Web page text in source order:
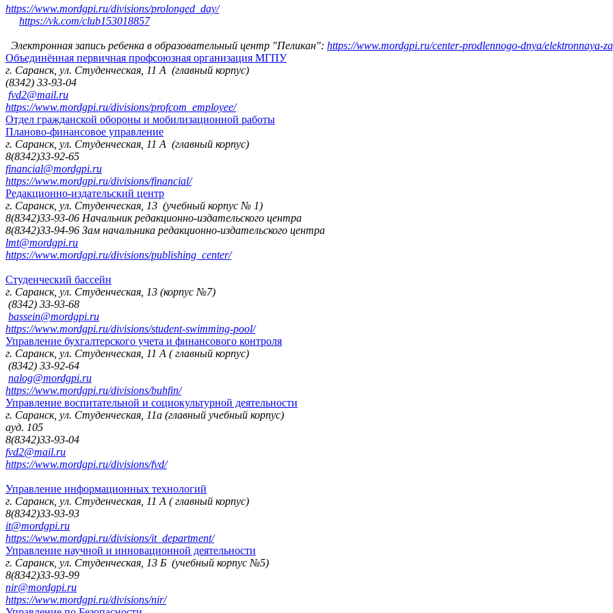
https://www.mordgpi.ru/divisions/prolonged_day/
https://vk.com/club153018857
Электронная запись ребенка в образовательный центр "Пеликан": https://www.mordgpi.ru/center-prodlennogo-dnya/elektronnaya-
Объединённая первичная профсоюзная организация МГПУ
г. Саранск, ул. Студенческая, 11 А (главный корпус)
(8342) 33-93-04
fvd2@mail.ru
https://www.mordgpi.ru/divisions/profcom_employee/
Отдел гражданской обороны и мобилизационной работы
Планово-финансовое управление
г. Саранск, ул. Студенческая, 11 А (главный корпус)
8(8342)33-92-65
financial@mordgpi.ru
https://www.mordgpi.ru/divisions/financial/
Редакционно-издательский центр
г. Саранск, ул. Студенческая, 13 (учебный корпус № 1)
8(8342)33-93-06 Начальник редакционно-издательского центра
8(8342)33-94-96 Зам начальника редакционно-издательского центра
lmt@mordgpi.ru
https://www.mordgpi.ru/divisions/publishing_center/
Студенческий бассейн
г. Саранск, ул. Студенческая, 13 (корпус №7)
(8342) 33-93-68
bassein@mordgpi.ru
https://www.mordgpi.ru/divisions/student-swimming-pool/
Управление бухгалтерского учета и финансового контроля
г. Саранск, ул. Студенческая, 11 А ( главный корпус)
(8342) 33-92-64
nalog@mordgpi.ru
https://www.mordgpi.ru/divisions/buhfin/
Управление воспитательной и социокультурной деятельности
г. Саранск, ул. Студенческая, 11а (главный учебный корпус)
ауд. 105
8(8342)33-93-04
fvd2@mail.ru
https://www.mordgpi.ru/divisions/fvd/
Управление информационных технологий
г. Саранск, ул. Студенческая, 11 А ( главный корпус)
8(8342)33-93-93
it@mordgpi.ru
https://www.mordgpi.ru/divisions/it_department/
Управление научной и инновационной деятельности
г. Саранск, ул. Студенческая, 13 Б (учебный корпус №5)
8(8342)33-93-99
nir@mordgpi.ru
https://www.mordgpi.ru/divisions/nir/